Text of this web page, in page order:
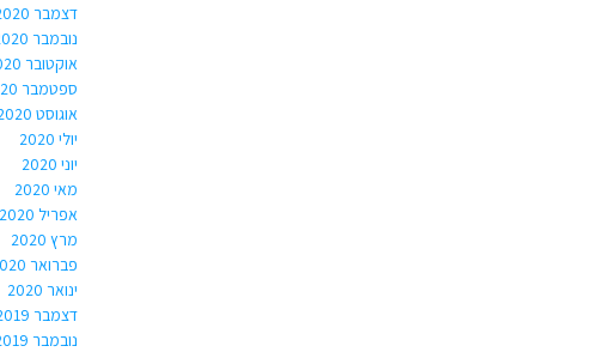
דצמבר 2020
נובמבר 2020
אוקטובר 2020
ספטמבר 2020
אוגוסט 2020
יולי 2020
יוני 2020
מאי 2020
אפריל 2020
מרץ 2020
פברואר 2020
ינואר 2020
דצמבר 2019
נובמבר 2019